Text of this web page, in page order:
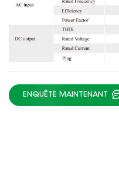
ENQUÊTE MAINTENANT